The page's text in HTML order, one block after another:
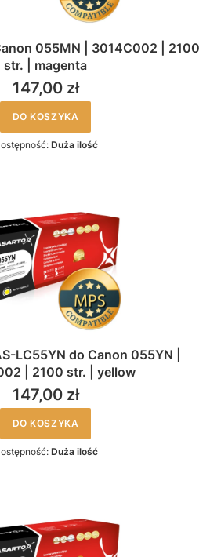
055MN | 3014C002 | 2100
str. | magenta
147,00 zł
DO KOSZYKA
Duża ilość
LC55YN do Canon 055YN |
| 2100 str. | yellow
147,00 zł
DO KOSZYKA
Duża ilość